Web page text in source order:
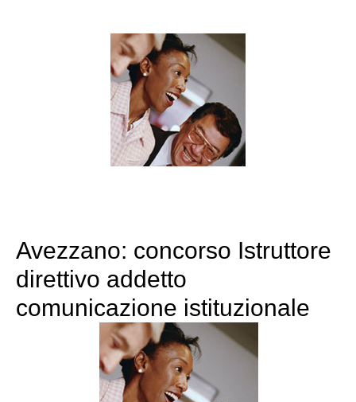
Avezzano: concorso Istruttore
direttivo addetto
comunicazione istituzionale